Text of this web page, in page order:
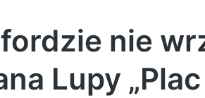
nie
Lupy